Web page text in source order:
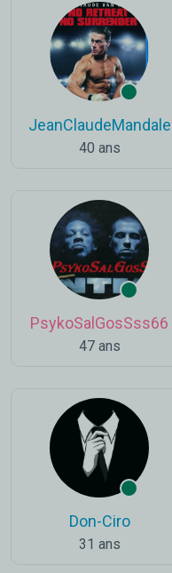
JeanClaudeMandale
40 ans
PsykoSalGosSss66
47 ans
Don-Ciro
31 ans